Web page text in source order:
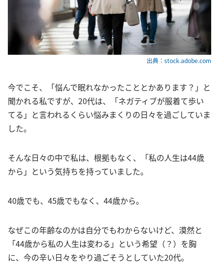
出典：stock.adobe.com
今でこそ、「悩んで眠れなかったこととかあります？」と
聞かれる私ですが、20代は、「ネガティブが服着て歩い
てる」と言われるくらい悩みまくりの日々を過ごしていま
した。
そんな日々の中で私は、根拠もなく、「私の人生は44歳
から」という気持ちを持っていました。
40歳でも、45歳でもなく、44歳から。
なぜこの年齢なのかは自分でもわからないけど、漠然と
「44歳から私の人生は変わる」という希望（？）を胸
に、今の辛い日々をやり過ごそうとしていた20代。